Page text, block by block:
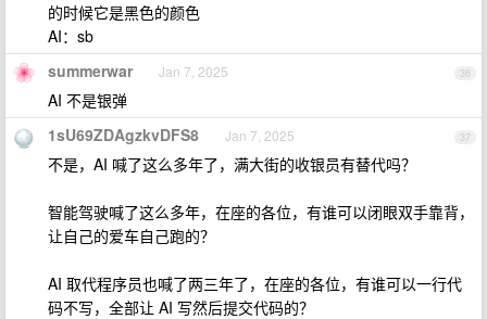
的时候它是黑色的颜色
AI：sb
36
summerwar Jan 7, 2025
AI 不是银弹
37
1sU69ZDAgzkvDFS8 Jan 7, 2025
不是，AI 喊了这么多年了，满大街的收银员有替代吗？
智能驾驶喊了这么多年，在座的各位，有谁可以闭眼双手靠背，
让自己的爱车自己跑的？
AI 取代程序员也喊了两三年了，在座的各位，有谁可以一行代
码不写，全部让 AI 写然后提交代码的？